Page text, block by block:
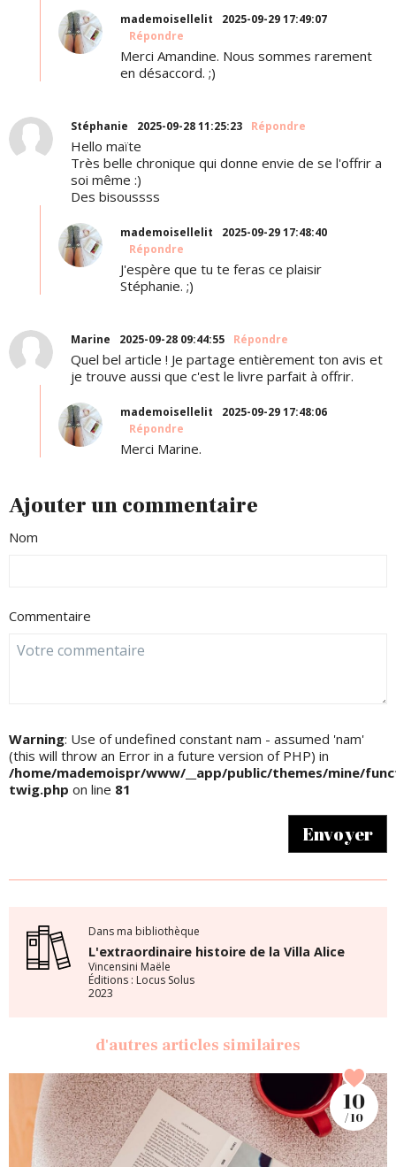
mademoisellelit
2025-09-29 17:49:07
Répondre
Merci Amandine. Nous sommes rarement
en désaccord. ;)
Stéphanie 2025-09-28 11:25:23 Répondre
Hello maïte
Très belle chronique qui donne envie de se l'offrir a
soi même :)
Des bisoussss
mademoisellelit
2025-09-29 17:48:40
Répondre
J'espère que tu te feras ce plaisir
Stéphanie. ;)
Marine 2025-09-28 09:44:55 Répondre
Quel bel article ! Je partage entièrement ton avis et
je trouve aussi que c'est le livre parfait à offrir.
mademoisellelit
2025-09-29 17:48:06
Répondre
Merci Marine.
Ajouter un commentaire
Nom
Commentaire
Warning: Use of undefined constant nam - assumed 'nam'
(this will throw an Error in a future version of PHP) in
/home/mademoispr/www/__app/public/themes/mine/
twig.php on line 81
Envoyer
Dans ma bibliothèque
L'extraordinaire histoire de la Villa Alice
Vincensini Maële
Éditions : Locus Solus
2023
d'autres articles similaires
10
/ 10